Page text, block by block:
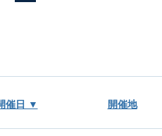
催日 ▼ 開催地